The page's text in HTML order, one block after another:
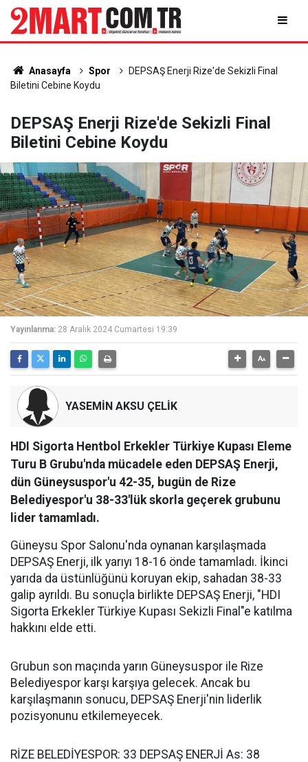
Anasayfa Spor
DEPSAŞ Enerji Rize'de Sekizli Final
Biletini Cebine Koydu
DEPSAŞ Enerji Rize'de Sekizli Final
Biletini Cebine Koydu
Yayınlanma: 28 Aralık 2024 Cumartesi 19:39
YASEMİN AKSU ÇELİK
HDI Sigorta Hentbol Erkekler Türkiye Kupası Eleme
Turu B Grubu'nda mücadele eden DEPSAŞ Enerji,
dün Güneysuspor'u 42-35, bugün de Rize
Belediyespor'u 38-33'lük skorla geçerek grubunu
lider tamamladı.
Güneysu Spor Salonu'nda oynanan karşılaşmada
DEPSAŞ Enerji, ilk yarıyı 18-16 önde tamamladı. İkinci
yarıda da üstünlüğünü koruyan ekip, sahadan 38-33
galip ayrıldı. Bu sonuçla birlikte DEPSAŞ Enerji, "HDI
Sigorta Erkekler Türkiye Kupası Sekizli Final"e katılma
hakkını elde etti.
Grubun son maçında yarın Güneysuspor ile Rize
Belediyespor karşı karşıya gelecek. Ancak bu
karşılaşmanın sonucu, DEPSAŞ Enerji'nin liderlik
pozisyonunu etkilemeyecek.
RİZE BELEDİYESPOR: 33 DEPSAŞ ENERJİ As: 38